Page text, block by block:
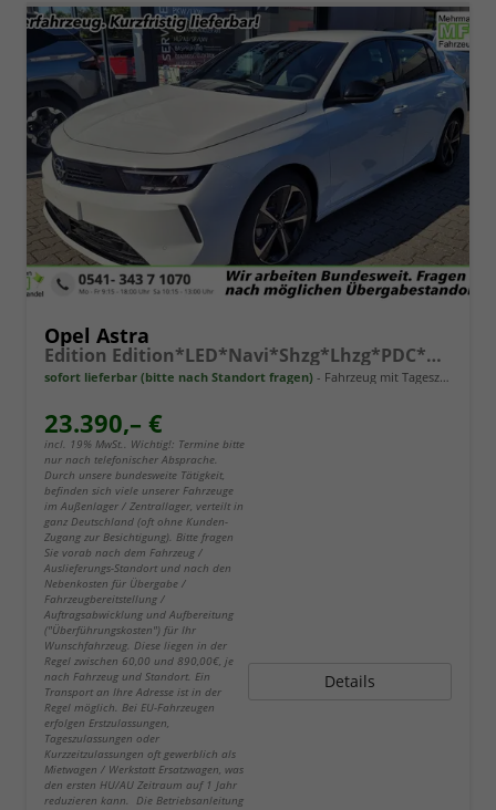
Opel Astra
Edition Edition*LED*Navi*Shzg*Lhzg*PDC*Cam*17Zoll*
sofort lieferbar (bitte nach Standort fragen) Fahrzeug mit Tageszulassung
23.390,– €
incl. 19% MwSt.. Wichtig!: Termine bitte
nur nach telefonischer Absprache.
Durch unsere bundesweite Tätigkeit,
befinden sich viele unserer Fahrzeuge
im Außenlager / Zentrallager, verteilt in
ganz Deutschland (oft ohne Kunden-
Zugang zur Besichtigung). Bitte fragen
Sie vorab nach dem Fahrzeug /
Auslieferungs-Standort und nach den
Nebenkosten für Übergabe /
Fahrzeugbereitstellung /
Auftragsabwicklung und Aufbereitung
("Überführungskosten") für Ihr
Wunschfahrzeug. Diese liegen in der
Regel zwischen 60,00 und 890,00€, je
nach Fahrzeug und Standort. Ein
Transport an Ihre Adresse ist in der
Regel möglich. Bei EU-Fahrzeugen
erfolgen Erstzulassungen,
Tageszulassungen oder
Kurzzeitzulassungen oft gewerblich als
Mietwagen / Werkstatt Ersatzwagen, was
den ersten HU/AU Zeitraum auf 1 Jahr
reduzieren kann. Die Betriebsanleitung
Details